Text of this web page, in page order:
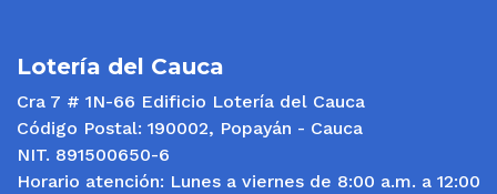
Lotería del Cauca
Cra 7 # 1N-66 Edificio Lotería del Cauca
Código Postal: 190002, Popayán - Cauca
NIT. 891500650-6
Horario atención: Lunes a viernes de 8:00 a.m. a 12:00